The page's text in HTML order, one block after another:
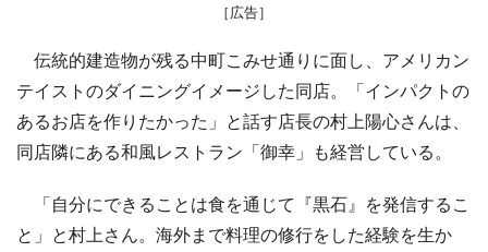
［広告］
伝統的建造物が残る中町こみせ通りに面し、アメリカン
テイストのダイニングイメージした同店。「インパクトの
あるお店を作りたかった」と話す店長の村上陽心さんは、
同店隣にある和風レストラン「御幸」も経営している。
「自分にできることは食を通じて『黒石』を発信するこ
と」と村上さん。海外まで料理の修行をした経験を生か